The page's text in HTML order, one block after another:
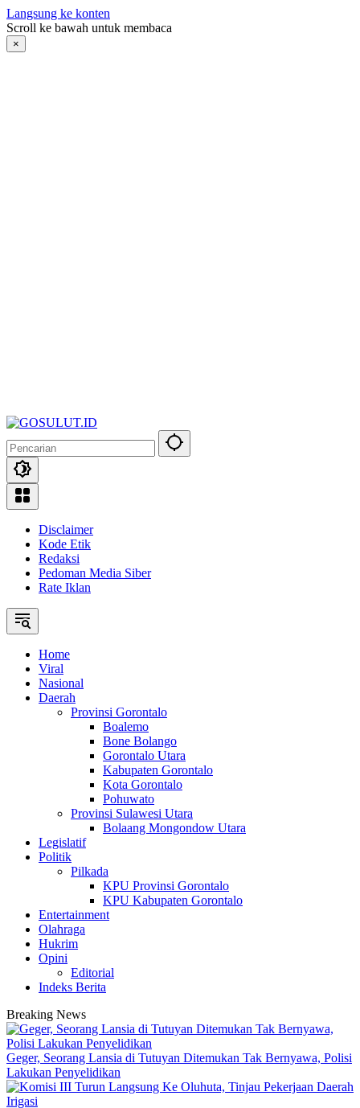
Langsung ke konten
Scroll ke bawah untuk membaca
×
Disclaimer
Kode Etik
Redaksi
Pedoman Media Siber
Rate Iklan
Home
Viral
Nasional
Daerah
Provinsi Gorontalo
Boalemo
Bone Bolango
Gorontalo Utara
Kabupaten Gorontalo
Kota Gorontalo
Pohuwato
Provinsi Sulawesi Utara
Bolaang Mongondow Utara
Legislatif
Politik
Pilkada
KPU Provinsi Gorontalo
KPU Kabupaten Gorontalo
Entertainment
Olahraga
Hukrim
Opini
Editorial
Indeks Berita
Breaking News
Geger, Seorang Lansia di Tutuyan Ditemukan Tak Bernyawa, Polisi
Lakukan Penyelidikan